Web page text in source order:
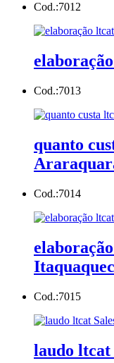
Cod.:7012
Cod.:7013
quanto
Cod.:7014
Cod.:7015
laudo ltcat